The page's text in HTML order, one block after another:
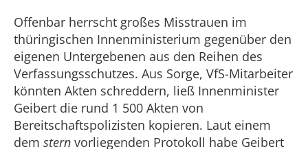
Offenbar herrscht großes Misstrauen im
thüringischen Innenministerium gegenüber den
eigenen Untergebenen aus den Reihen des
Verfassungsschutzes. Aus Sorge, VfS-Mitarbeiter
könnten Akten schreddern, ließ Innenminister
Geibert die rund 1 500 Akten von
Bereitschaftspolizisten kopieren. Laut einem
dem stern vorliegenden Protokoll habe Geibert